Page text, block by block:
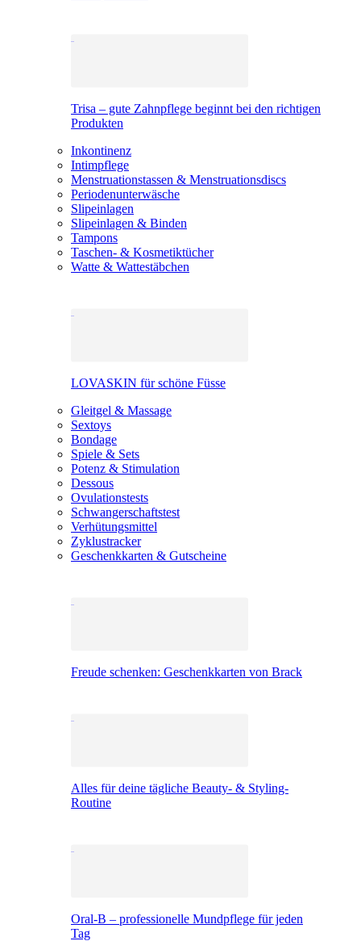
Trisa – gute Zahnpflege beginnt bei den richtigen
Produkten
Inkontinenz
Intimpflege
Menstruationstassen & Menstruationsdiscs
Periodenunterwäsche
Slipeinlagen
Slipeinlagen & Binden
Tampons
Taschen- & Kosmetiktücher
Watte & Wattestäbchen
LOVASKIN für schöne Füsse
Gleitgel & Massage
Sextoys
Bondage
Spiele & Sets
Potenz & Stimulation
Dessous
Ovulationstests
Schwangerschaftstest
Verhütungsmittel
Zyklustracker
Geschenkkarten & Gutscheine
Freude schenken: Geschenkkarten von Brack
Alles für deine tägliche Beauty- & Styling-
Routine
Oral-B – professionelle Mundpflege für jeden
Tag